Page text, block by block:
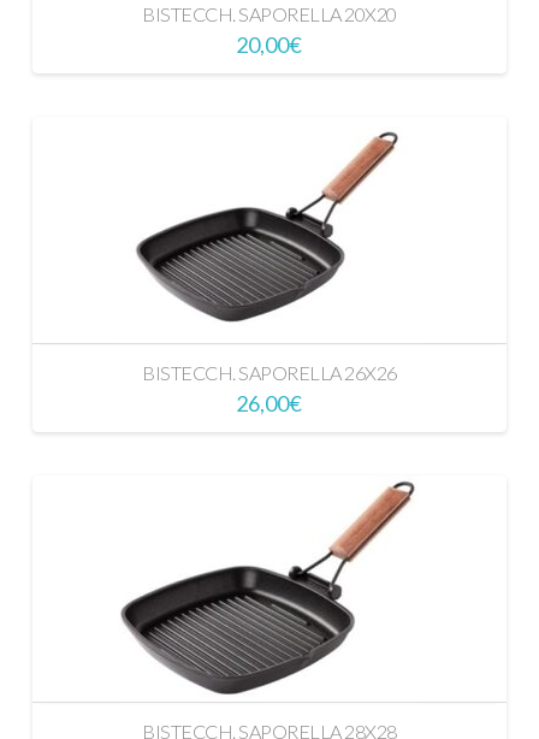
BISTECCH. SAPORELLA 20X20
20,00€
BISTECCH. SAPORELLA 26X26
26,00€
BISTECCH. SAPORELLA 28X28